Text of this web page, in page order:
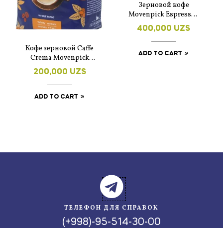
Кофе зерновой Caffe
Crema Movenpick
100% арабика
Германия 500г
200,000 UZS
ADD TO CART
Зерновой кофе
Movenpick Espresso 1
кг.
400,000 UZS
ADD TO CART
ТЕЛЕФОН ДЛЯ СПРАВОК
(+998)-95-514-30-00